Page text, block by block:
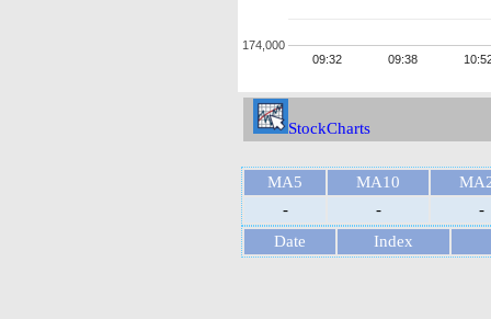
09:32 09:38
174,000
StockCharts
MA5 MA10
-
-
-
Date
Index